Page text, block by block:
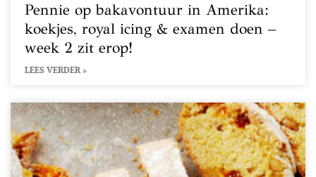
Pennie op bakavontuur in Amerika:
koekjes, royal icing & examen doen –
week 2 zit erop!
LEES VERDER »